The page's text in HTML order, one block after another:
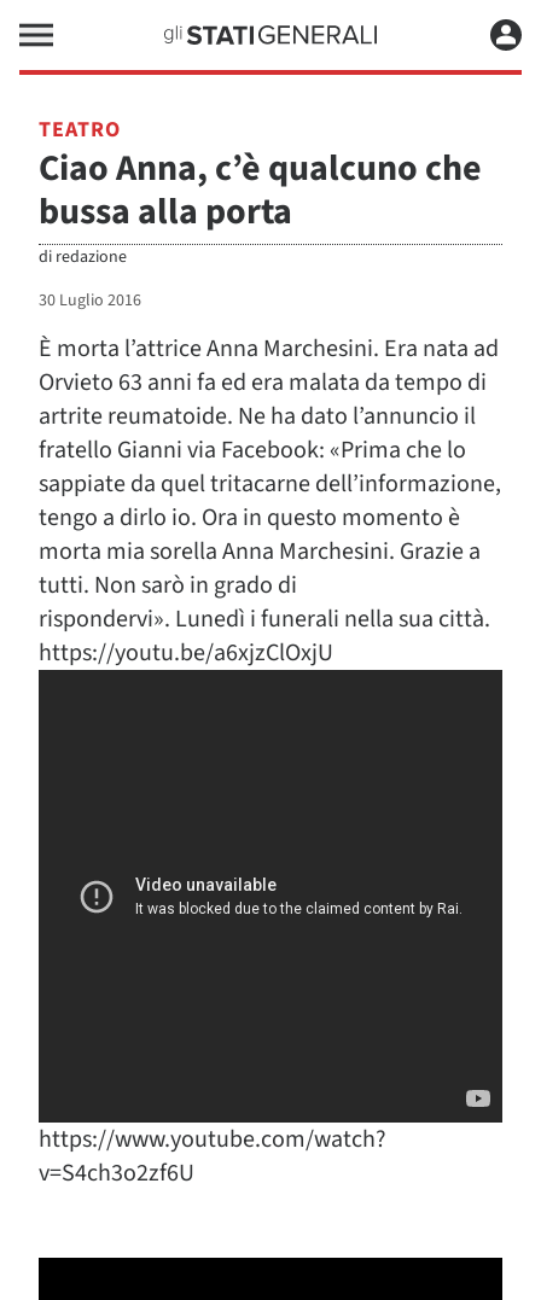
TEATRO
Ciao Anna, c’è qualcuno che
bussa alla porta
di redazione
30 Luglio 2016
È morta l’attrice Anna Marchesini. Era nata ad
Orvieto 63 anni fa ed era malata da tempo di
artrite reumatoide. Ne ha dato l’annuncio il
fratello Gianni via Facebook: «Prima che lo
sappiate da quel tritacarne dell’informazione,
tengo a dirlo io. Ora in questo momento è
morta mia sorella Anna Marchesini. Grazie a
tutti. Non sarò in grado di
rispondervi». Lunedì i funerali nella sua città.
https://youtu.be/a6xjzClOxjU
https://www.youtube.com/watch?
v=S4ch3o2zf6U